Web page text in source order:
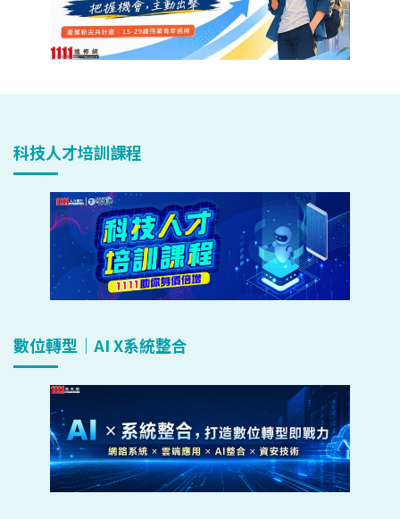
科技人才培訓課程
數位轉型｜AI X系統整合